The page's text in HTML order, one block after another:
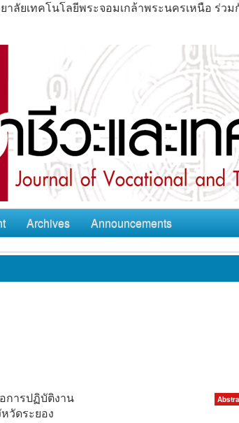
ลัยเทคโนโลยีพระจอมเกล้าพระนครเหนือ ร่
Archives Announcements
การปฏิบัติงาน
วัดระยอง